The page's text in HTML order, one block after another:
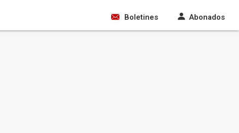
Boletines Abonados